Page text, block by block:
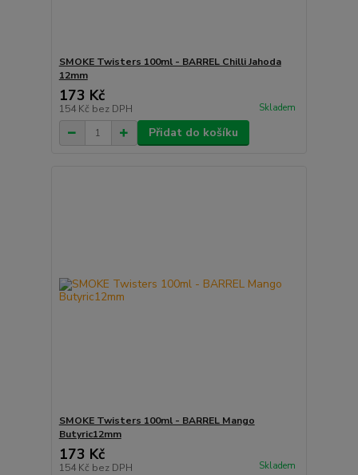
SMOKE Twisters 100ml - BARREL Chilli Jahoda
12mm
173 Kč
154 Kč bez DPH Skladem
Přidat do košíku
SMOKE Twisters 100ml - BARREL Mango
Butyric12mm
173 Kč
154 Kč bez DPH Skladem